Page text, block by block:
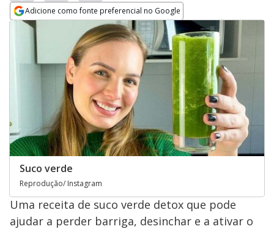
Adicione como fonte preferencial no Google
Opens in new window
Suco verde
Reprodução/ Instagram
Uma receita de suco verde detox que pode
ajudar a perder barriga, desinchar e a ativar o